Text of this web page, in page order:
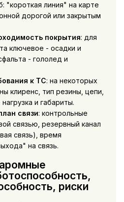
"короткая линия" на карте
дорогой или закрытым
покрытия: для
ключевое - осадки и
- гололед и
к ТС: на некоторых
клиренс, тип резины, цепи,
и габариты.
связи: контрольные
связью, резервный канал
связь), время
на связь.
риски